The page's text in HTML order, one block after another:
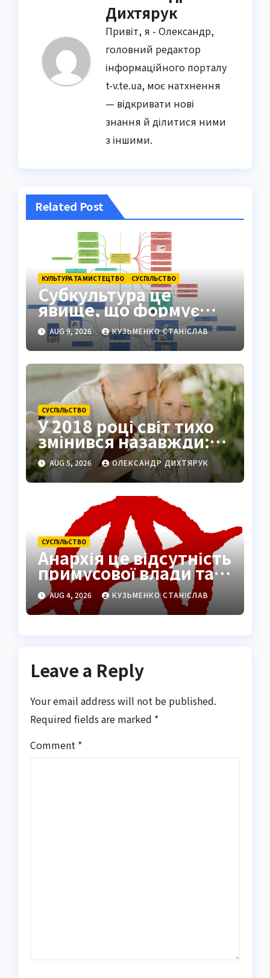
Дихтярук
Привіт, я - Олександр,
головний редактор
інформаційного порталу
t-v.te.ua, моє натхнення
— відкривати нові
знання й ділитися ними
з іншими.
Related Post
КУЛЬТУРА ТА МИСТЕЦТВО СУCПІЛЬСТВО
Субкультура це
явище, що формує
ідентичність груп у
суспільстві
AUG 9, 2026 КУЗЬМЕНКО СТАНІСЛАВ
СУCПІЛЬСТВО
У 2018 році світ тихо
змінився назавжди:
літніх стало більше за
дітей
AUG 5, 2026 ОЛЕКСАНДР ДИХТЯРУК
СУCПІЛЬСТВО
Анархія це відсутність
примусової влади та
шлях до вільного
суспільства
AUG 4, 2026 КУЗЬМЕНКО СТАНІСЛАВ
Leave a Reply
Your email address will not be published.
Required fields are marked *
Comment *